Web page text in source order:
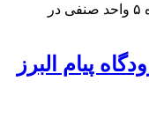
محمد نصیری گفت: در ۴۵ بازدید انجام شده ۵ واحد صنفی در
پیام البرز